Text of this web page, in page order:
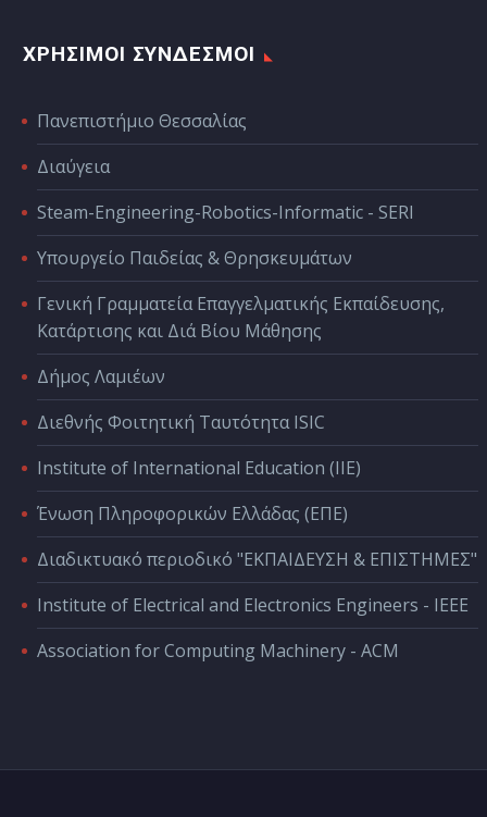
ΧΡΗΣΙΜΟΙ ΣΥΝΔΕΣΜΟΙ
Πανεπιστήμιο Θεσσαλίας
Διαύγεια
Steam-Engineering-Robotics-Informatic - SERI
Υπουργείο Παιδείας & Θρησκευμάτων
Γενική Γραμματεία Επαγγελματικής Εκπαίδευσης,
Κατάρτισης και Διά Βίου Μάθησης
Δήμος Λαμιέων
Διεθνής Φοιτητική Ταυτότητα ISIC
Institute of International Education (IIE)
Ένωση Πληροφορικών Ελλάδας (ΕΠΕ)
Διαδικτυακό περιοδικό "ΕΚΠΑΙΔΕΥΣΗ & ΕΠΙΣΤΗΜΕΣ"
Institute of Electrical and Electronics Engineers - IEEE
Association for Computing Machinery - ACM